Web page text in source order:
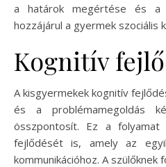
a határok megértése és a
hozzájárul a gyermek szociális
Kognitív
A kisgyermekek kognitív
és a problémamegoldás
összpontosít. Ez a
fejlődését is, amely az
kommunikációhoz. A